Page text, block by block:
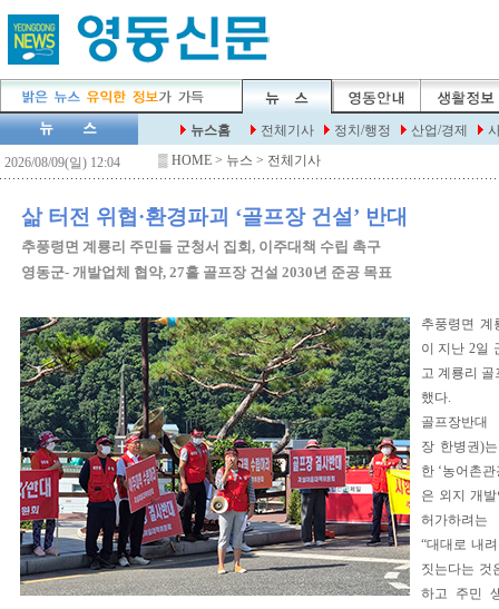
▒ HOME > 뉴스 > 전체기사
삶 터전 위협·환경파괴 ‘골프장 건설’ 반대
추풍령면 계룡리 주민들 군청서 집회, 이주대책 수립 촉구
영동군- 개발업체 협약, 27홀 골프장 건설 2030년 준공 목표
추풍령면 계
이 지난 2일
고 계룡리
했다.
골프장반대
장 한병권)
한 ‘농어촌
은 외지 개
허가하려는
“대대로 내
짓는다는 것
하고 주민